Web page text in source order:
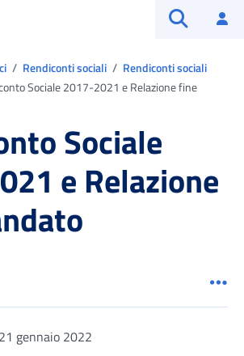
Rendiconti sociali
Rendiconti sociali
Sociale 2017-2021 e Relazione fine
Sociale
e Relazione
21 gennaio 2022